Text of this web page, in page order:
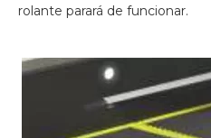
rolante parará de funcionar.